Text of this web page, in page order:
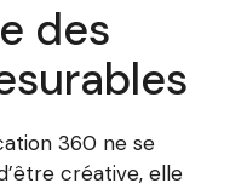
des
360 ne se
créative, elle